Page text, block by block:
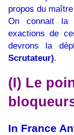
propos du
On connait la
exactions de
devrons la
Scrutateur).
(I) Le
In France